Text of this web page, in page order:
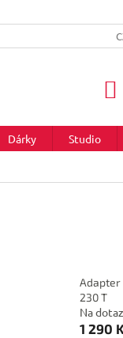
Dárky Studio
Adapter
230 T
Na dotaz
1 290